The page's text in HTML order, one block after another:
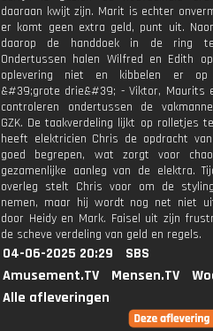
daaraan kwijt zijn. Marit is echter
er komt geen extra geld, punt uit.
daarop de handdoek in de ring
Ondertussen halen Wilfred en Edith
oplevering niet en kibbelen er
&#39;grote drie&#39; - Viktor, Maurits
controleren ondertussen de
GZK. De taakverdeling lijkt op rolletjes
heeft elektricien Chris de opdracht
goed begrepen, wat zorgt voor
gezamenlijke aanleg van de elektra.
overleg stelt Chris voor om de
nemen, maar hij wordt nog net niet
door Heidy en Mark. Faisel uit zijn
de scheve verdeling van geld en regels.
04-06-2025 20:29
SBS
Amusement.TV
Mensen.TV
Alle afleveringen